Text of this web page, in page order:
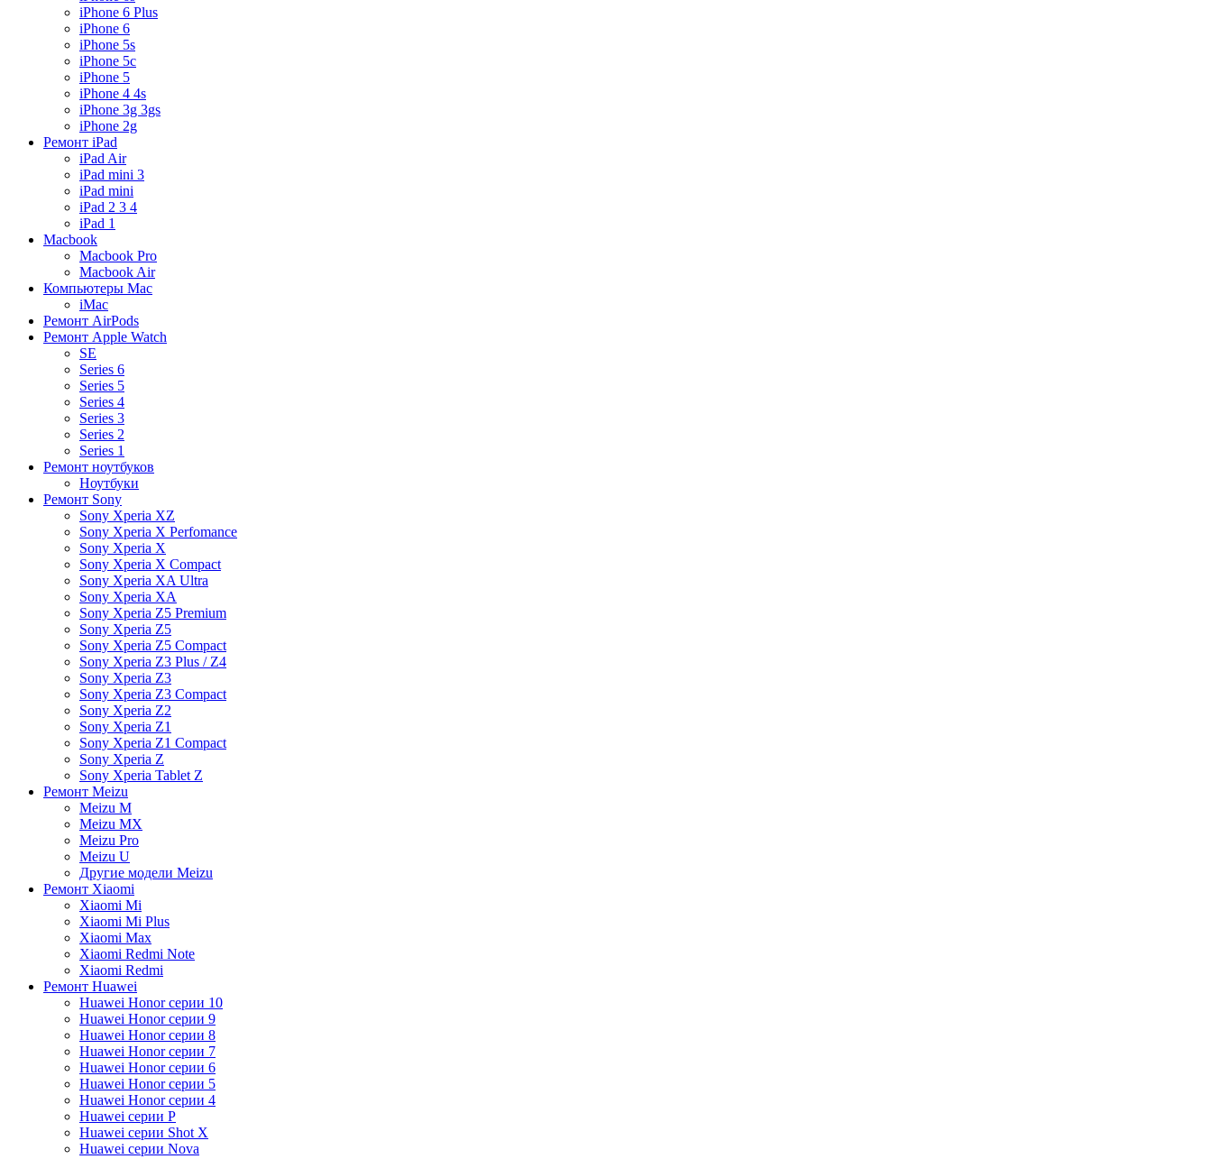
iPhone 6 Plus
iPhone 6
iPhone 5s
iPhone 5c
iPhone 5
iPhone 4 4s
iPhone 3g 3gs
iPhone 2g
Ремонт iPad
iPad Air
iPad mini 3
iPad mini
iPad 2 3 4
iPad 1
Macbook
Macbook Pro
Macbook Air
Компьютеры Mac
iMac
Ремонт AirPods
Ремонт Apple Watch
SE
Series 6
Series 5
Series 4
Series 3
Series 2
Series 1
Ремонт ноутбуков
Ноутбуки
Ремонт Sony
Sony Xperia XZ
Sony Xperia X Perfomance
Sony Xperia X
Sony Xperia X Compact
Sony Xperia XA Ultra
Sony Xperia XA
Sony Xperia Z5 Premium
Sony Xperia Z5
Sony Xperia Z5 Compact
Sony Xperia Z3 Plus / Z4
Sony Xperia Z3
Sony Xperia Z3 Compact
Sony Xperia Z2
Sony Xperia Z1
Sony Xperia Z1 Compact
Sony Xperia Z
Sony Xperia Tablet Z
Ремонт Meizu
Meizu M
Meizu MX
Meizu Pro
Meizu U
Другие модели Meizu
Ремонт Xiaomi
Xiaomi Mi
Xiaomi Mi Plus
Xiaomi Max
Xiaomi Redmi Note
Xiaomi Redmi
Ремонт Huawei
Huawei Honor серии 10
Huawei Honor серии 9
Huawei Honor серии 8
Huawei Honor серии 7
Huawei Honor серии 6
Huawei Honor серии 5
Huawei Honor серии 4
Huawei серии P
Huawei серии Shot X
Huawei серии Nova